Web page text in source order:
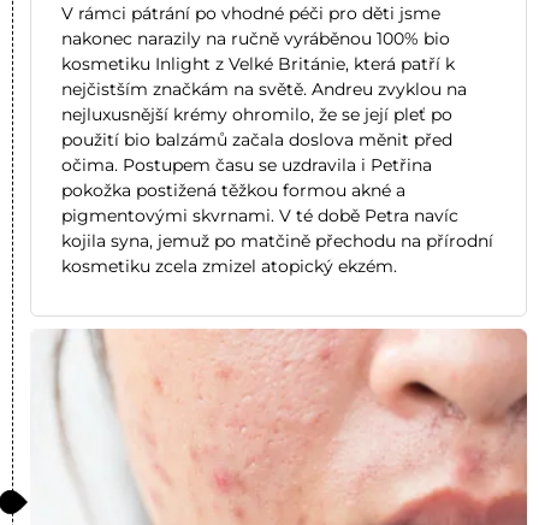
V rámci pátrání po vhodné péči pro děti jsme
nakonec narazily na ručně vyráběnou 100% bio
kosmetiku Inlight z Velké Británie, která patří k
nejčistším značkám na světě. Andreu zvyklou na
nejluxusnější krémy ohromilo, že se její pleť po
použití bio balzámů začala doslova měnit před
očima. Postupem času se uzdravila i Petřina
pokožka postižená těžkou formou akné a
pigmentovými skvrnami. V té době Petra navíc
kojila syna, jemuž po matčině přechodu na přírodní
kosmetiku zcela zmizel atopický ekzém.